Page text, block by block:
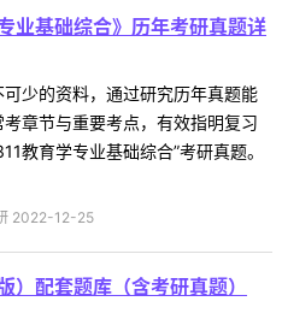
业基础综合》历年考研真题详
少的资料，通过研究历年真题能
章节与重要考点，有效指明复习
教育学专业基础综合”考研真题。
2022-12-25
配套题库（含考研真题）